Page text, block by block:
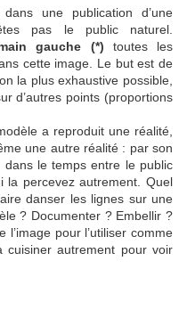
une publication d’une
pas le public naturel.
gauche (*) toutes les
cette image. Le but est de
la plus exhaustive possible,
d’autres points (proportions
a reproduit une réalité,
une autre réalité : par son
le temps entre le public
la percevez autrement. Quel
danser les lignes sur une
? Documenter ? Embellir ?
pour l’utiliser comme
cuisiner autrement pour voir